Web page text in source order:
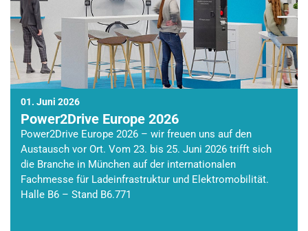
01. Juni 2026
Power2Drive Europe 2026
Power2Drive Europe 2026 – wir freuen uns auf den
Austausch vor Ort. Vom 23. bis 25. Juni 2026 trifft sich
die Branche in München auf der internationalen
Fachmesse für Ladeinfrastruktur und Elektromobilität.
Halle B6 – Stand B6.771